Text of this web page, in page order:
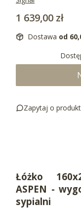
Cena
1 639,00 zł
Dostawa od
Zapytaj o produkt
Łóżko
ASPEN -
sypialni